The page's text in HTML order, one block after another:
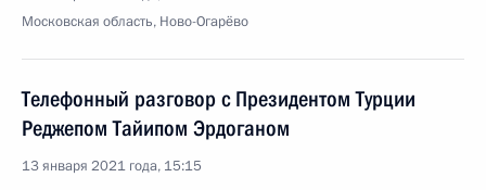
Московская область, Ново-Огарёво
Телефонный разговор с Президентом Турции
Реджепом Тайипом Эрдоганом
13 января 2021 года, 15:15